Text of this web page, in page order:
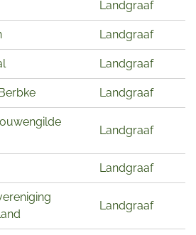
Landgraaf
Landgraaf
Landgraaf
Landgraaf
Landgraaf
Landgraaf
Landgraaf